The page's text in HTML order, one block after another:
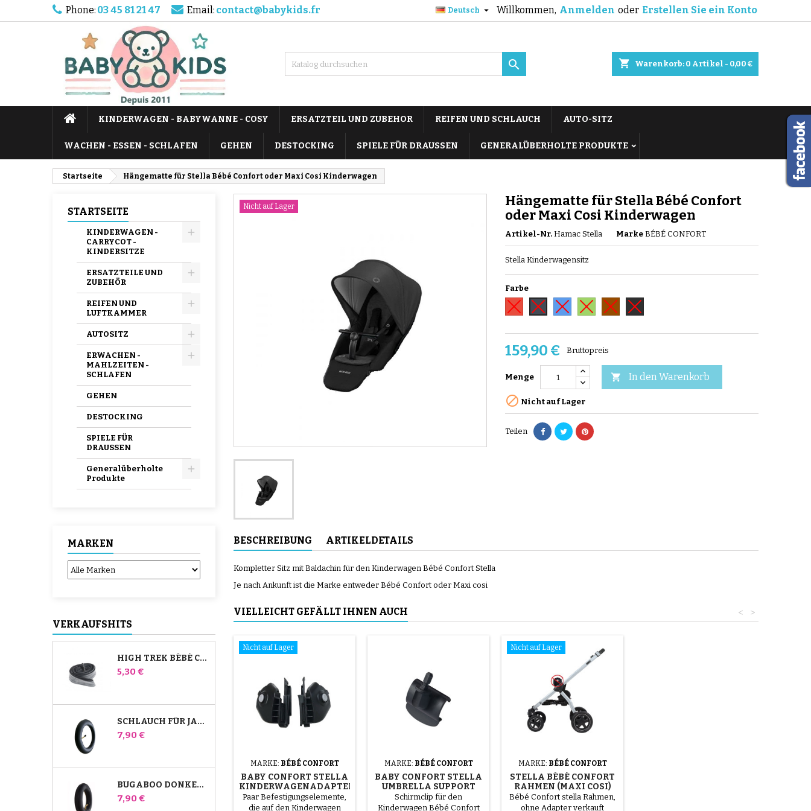
Phone: 03 45 81 21 47 Email: contact@babykids.fr Willkommen, Anmelden oder Erstellen Sie ein Konto
Deutsch 
shopping_cart Warenkorb: 0 Artikel - 0,00 €

KINDERWAGEN - BABYWANNE - COSY ERSATZTEIL UND ZUBEHOR REIFEN UND SCHLAUCH AUTO-SITZ
WACHEN - ESSEN - SCHLAFEN GEHEN DESTOCKING SPIELE FÜR DRAUSSEN GENERALÜBERHOLTE PRODUKTE
Startseite Hängematte für Stella Bébé Confort oder Maxi Cosi Kinderwagen
STARTSEITE
KINDERWAGEN -
CARRYCOT -
KINDERSITZE
ERSATZTEILE UND
ZUBEHÖR
REIFEN UND
LUFTKAMMER
AUTOSITZ
ERWACHEN -
MAHLZEITEN -
SCHLAFEN
GEHEN
DESTOCKING
SPIELE FÜR
DRAUSSEN
Generalüberholte
Produkte
MARKEN
VERKAUFSHITS
HIGH TREK BÉBÉ CONFORT SCHLAUCH
Preis
5,30 €
SCHLAUCH FÜR JANÉ SLALOM PRO UND POWERTWIN KINDERWAGEN
Preis
7,90 €
BUGABOO DONKEY KINDERWAGEN FRONT INNENROHR
Preis
7,90 €
Nicht auf Lager
Hängematte für Stella Bébé Confort
oder Maxi Cosi Kinderwagen
Artikel-Nr. Hamac Stella Marke BÉBÉ CONFORT
Stella Kinderwagensitz
Farbe
Rot
SchwarzBlau Grün Braun Kohlengrau
159,90 € Bruttopreis
Menge  In den Warenkorb
 Nicht auf Lager
Teilen
BESCHREIBUNG ARTIKELDETAILS
Kompletter Sitz mit Baldachin für den Kinderwagen Bébé Confort Stella
Je nach Ankunft ist die Marke entweder Bébé Confort oder Maxi cosi
VIELLEICHT GEFÄLLT IHNEN AUCH >
<
Nicht auf Lager
MARKE: BÉBÉ CONFORT
BABY CONFORT STELLA
KINDERWAGENADAPTER
Paar Befestigungselemente,
die auf den Kinderwagen
MARKE: BÉBÉ CONFORT
BABY CONFORT STELLA
UMBRELLA SUPPORT
Schirmclip für den
Kinderwagen Bébé Confort
Nicht auf Lager
MARKE: BÉBÉ CONFORT
STELLA BÉBÉ CONFORT
RAHMEN (MAXI COSI)
Bébé Confort stella Rahmen,
ohne Adapter verkauft